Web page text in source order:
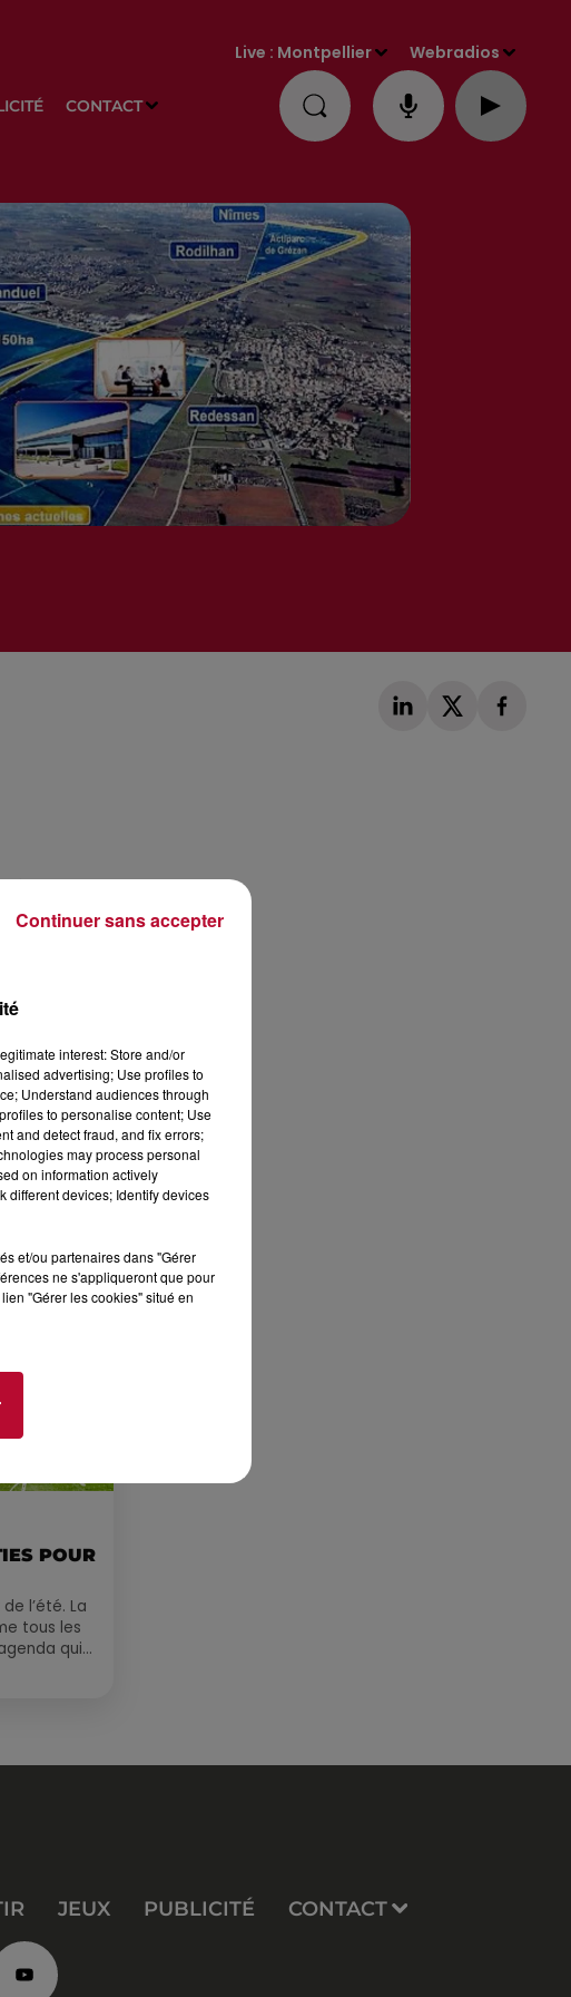
CONTACT
Live : Montpellier Webradios
plus
À
POUR
l’été. La
tous les
qui
JEUX PUBLICITÉ CONTACT
interest: Store and/or
advertising; Use profiles to
Understand audiences through
to personalise content; Use
and detect fraud, and fix errors;
may process personal
on information actively
different devices; Identify devices
et/ou partenaires dans "Gérer
ne s'appliqueront que pour
"Gérer les cookies" situé en
Continuer sans accepter